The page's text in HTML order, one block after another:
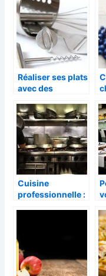
Réaliser ses plats
avec des
bonne qualité
Cuisine
professionnelle :